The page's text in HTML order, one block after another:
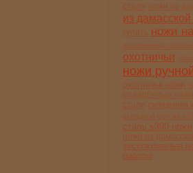
стали
из дамасской
купить
ножи
охотничьи
ножи
охотничьи ножи
складники
сталь s390 ножи
эксклюзивные
работы